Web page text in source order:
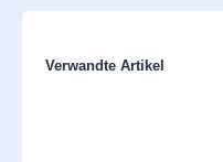
Produktgalerie überspringen
Verwandte Artikel